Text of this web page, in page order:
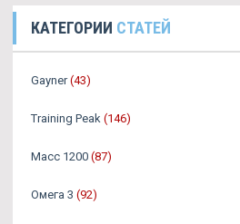
КАТЕГОРИИ СТАТЕЙ
Gayner (43)
Training Peak (146)
Масс 1200 (87)
Омега 3 (92)